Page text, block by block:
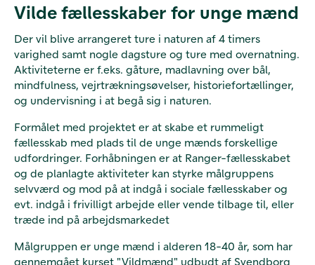
Vilde fællesskaber for unge mænd
Der vil blive arrangeret ture i naturen af 4 timers
varighed samt nogle dagsture og ture med overnatning.
Aktiviteterne er f.eks. gåture, madlavning over bål,
mindfulness, vejrtrækningsøvelser, historiefortællinger,
og undervisning i at begå sig i naturen.
Formålet med projektet er at skabe et rummeligt
fællesskab med plads til de unge mænds forskellige
udfordringer. Forhåbningen er at Ranger-fællesskabet
og de planlagte aktiviteter kan styrke målgruppens
selvværd og mod på at indgå i sociale fællesskaber og
evt. indgå i frivilligt arbejde eller vende tilbage til, eller
træde ind på arbejdsmarkedet
Målgruppen er unge mænd i alderen 18-40 år, som har
gennemgået kurset "Vildmænd" udbudt af Svendborg